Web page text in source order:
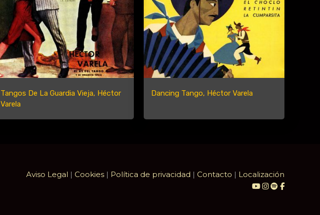
Tangos De La Guardia Vieja, Héctor
Varela
Dancing Tango, Héctor Varela
Aviso Legal | Cookies | Política de privacidad | Contacto | Localización